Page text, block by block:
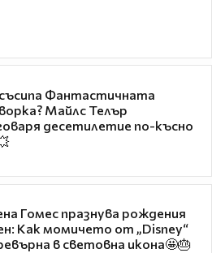
Фантастичната
Майлс Телър
десетилетие по-късно
Гомес празнува рождения
Как момичето от „Disney“
в световна икона🤩🎂